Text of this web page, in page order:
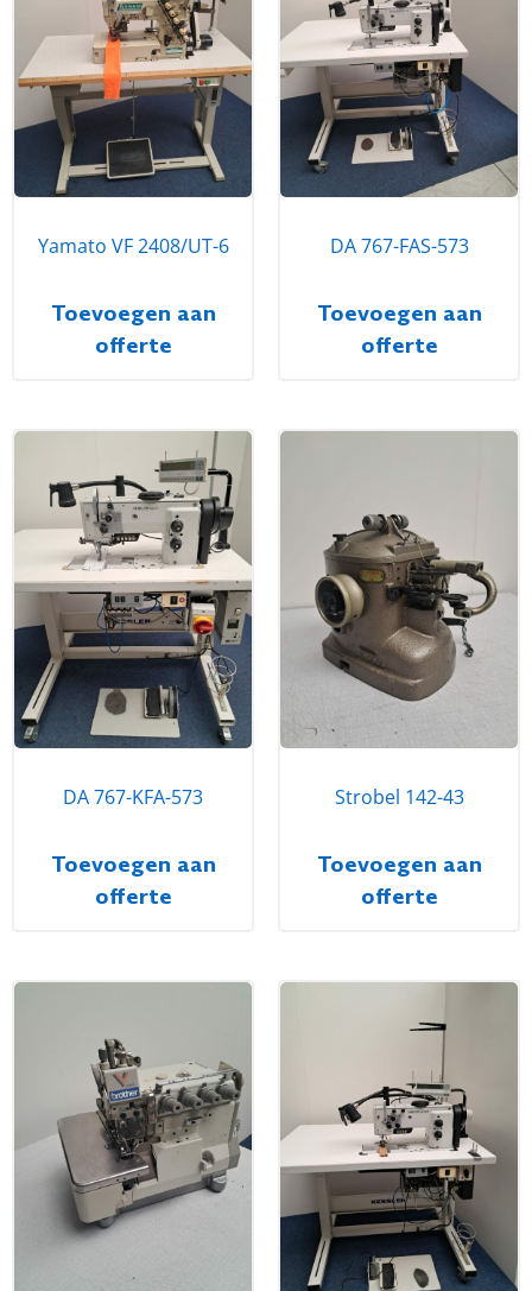
Yamato VF 2408/UT-6
Toevoegen aan
offerte
DA 767-FAS-573
Toevoegen aan
offerte
DA 767-KFA-573
Toevoegen aan
offerte
Strobel 142-43
Toevoegen aan
offerte